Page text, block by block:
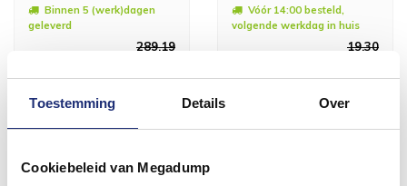
Toestemming Details Over
Cookiebeleid van Megadump
Binnen 5 (werk)dagen
geleverd
289,19
Vóór 14:00 besteld,
volgende werkdag in huis
19,30